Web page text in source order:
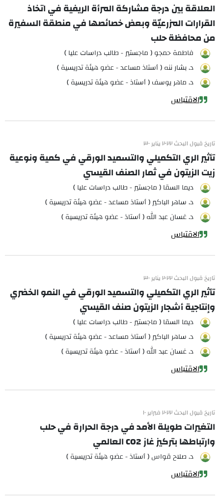
العلاقة بين درجة مشاركة المرأة الريفية في اتخاذ
القرارات المزرعيّة وبعض خصائصها في منطقة السفيرة
من محافظة حلب
فاطمة حمجو ( ماجستير - طالب دراسات عليا )
د. بشار ننه ( أستاذ مساعد - عضو هيئة تدريسية )
د. ماهر يوسف ( أستاذ - عضو هيئة تدريسية )
الاقتباس
تاريخ قبول البحث ٢٠٢٢ يناير ٣٠
تأثير الري التكميلي والتسميد الورقي في كمية ونوعية
زيت الزيتون في ثمار الصنف القيسي
ديما السقا ( ماجستير - طالب دراسات عليا )
د. ساهر الباكير ( أستاذ مساعد - عضو هيئة تدريسية )
د. غسان عبد الله ( أستاذ - عضو هيئة تدريسية )
الاقتباس
تاريخ قبول البحث ٢٠٢٢ يناير ٣٠
تأثير الري التكميلي والتسميد الورقي في النمو الخضري
وإنتاجية أشجار الزيتون صنف القيسي
ديما السقا ( ماجستير - طالب دراسات عليا )
د. ساهر الباكير ( أستاذ مساعد - عضو هيئة تدريسية )
د. غسان عبد الله ( أستاذ - عضو هيئة تدريسية )
الاقتباس
تاريخ قبول البحث ٢٠٢٢ فبراير ١٠
التغيرات طويلة الأمد في درجة الحرارة في حلب
وارتباطها بتركيز غاز CO2 العالمي
د. صلاح قواس ( أستاذ - عضو هيئة تدريسية )
الاقتباس